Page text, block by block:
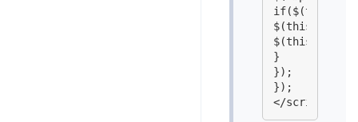
}
});
});
</script>